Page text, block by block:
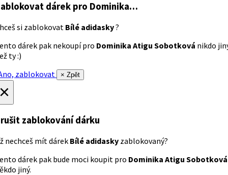
dárek pro Dominika…
si zablokovat Bílé adidasky?
dárek pak nekoupí pro Dominika Atigu Sobotková nikdo
ty :)
zablokovat
× Zpět
zablokování dárku
nechceš mít dárek Bílé adidasky zablokovaný?
dárek pak bude moci koupit pro Dominika Atigu Sobotková
jiný.